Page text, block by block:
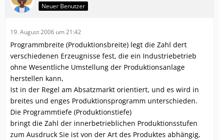
Neuer Benutzer
19. August 2006 um 21:42
Programmbreite (Produktionsbreite) legt die Zahl dert
verschiedenen Erzeugnisse fest, die ein Industriebetrieb
ohne Wesentliche Umstellung der Produktionsanlage
herstellen kann,
Ist in der Regel am Absatzmarkt orientiert, und es wird in
breites und enges Produktionsprogramm unterschieden.
Die Programmtiefe (Produktionstiefe)
bringt die Zahl der innerbetrieblichen Produktionsstufen
zum Ausdruck Sie ist von der Art des Produktes abhängig,